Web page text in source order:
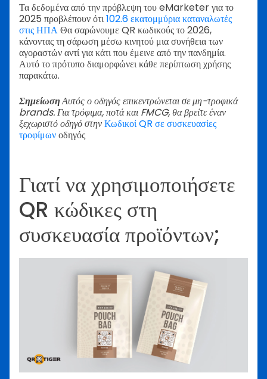
Τα δεδομένα από την πρόβλεψη του eMarketer για το
2025 προβλέπουν ότι102.6 εκατομμύρια καταναλωτές
στις ΗΠΑΘα σαρώνουμε QR κωδικούς το 2026,
κάνοντας τη σάρωση μέσω κινητού μια συνήθεια των
αγοραστών αντί για κάτι που έμεινε από την πανδημία.
Αυτό το πρότυπο διαμορφώνει κάθε περίπτωση χρήσης
παρακάτω.
ΣημείωσηΑυτός ο οδηγός επικεντρώνεται σε μη-τροφικά
brands. Για τρόφιμα, ποτά και FMCG, θα βρείτε έναν
ξεχωριστό οδηγό στηνΚωδικοί QR σε συσκευασίες
τροφίμωνοδηγός
Γιατί να χρησιμοποιήσετε
QR κώδικες στη
συσκευασία προϊόντων;